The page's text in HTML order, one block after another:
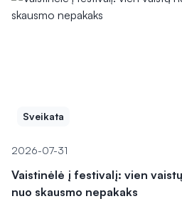
Sveikata
2026-07-31
Vaistinėlė į festivalį: vien vaistų
nuo skausmo nepakaks